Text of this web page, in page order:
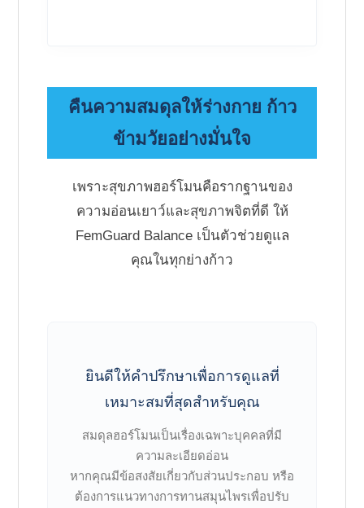
คืนความสมดุลให้ร่างกาย ก้าว
ข้ามวัยอย่างมั่นใจ
เพราะสุขภาพฮอร์โมนคือรากฐานของ
ความอ่อนเยาว์และสุขภาพจิตที่ดี ให้
FemGuard Balance เป็นตัวช่วยดูแล
คุณในทุกย่างก้าว
ยินดีให้คำปรึกษาเพื่อการดูแลที่
เหมาะสมที่สุดสำหรับคุณ
สมดุลฮอร์โมนเป็นเรื่องเฉพาะบุคคลที่มี
ความละเอียดอ่อน
หากคุณมีข้อสงสัยเกี่ยวกับส่วนประกอบ หรือ
ต้องการแนวทางการทานสมุนไพรเพื่อปรับ